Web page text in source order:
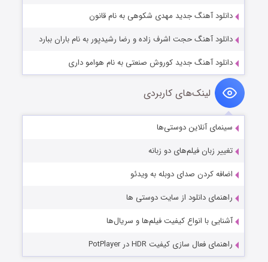
دانلود آهنگ جدید مهدی شکوهی به نام قانون
دانلود آهنگ حجت اشرف زاده و رضا رشیدپور به نام باران ببارد
دانلود آهنگ جدید کوروش صنعتی به نام هوامو داری
لینک‌های کاربردی
سینمای آنلاین دوستی‌ها
تغییر زبان فیلم‌های دو زبانه
اضافه کردن صدای دوبله به ویدئو
راهنمای دانلود از سایت دوستی ها
آشنایی با انواع کیفیت فیلم‌ها و سریال‌ها
راهنمای فعال سازی کیفیت HDR در PotPlayer